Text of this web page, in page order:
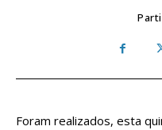
Foram realizados, esta